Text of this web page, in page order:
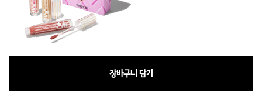
장바구니 담기